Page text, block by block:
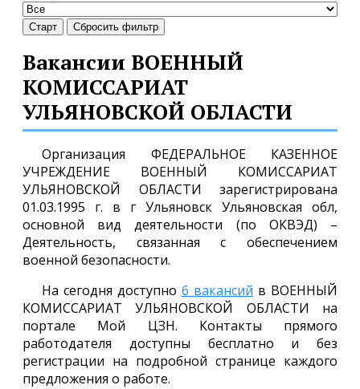
Старт Сбросить фильтр
Вакансии ВОЕННЫЙ
КОМИССАРИАТ
УЛЬЯНОВСКОЙ ОБЛАСТИ
Организация ФЕДЕРАЛЬНОЕ КАЗЕННОЕ
УЧРЕЖДЕНИЕ ВОЕННЫЙ КОМИССАРИАТ
УЛЬЯНОВСКОЙ ОБЛАСТИ зарегистрирована
01.03.1995 г. в г Ульяновск Ульяновская обл,
основной вид деятельности (по ОКВЭД) –
Деятельность, связанная с обеспечением
военной безопасности.
На сегодня доступно 6 вакансий в ВОЕННЫЙ
КОМИССАРИАТ УЛЬЯНОВСКОЙ ОБЛАСТИ на
портале Мой ЦЗН. Контакты прямого
работодателя доступны бесплатно и без
регистрации на подробной странице каждого
предложения о работе.